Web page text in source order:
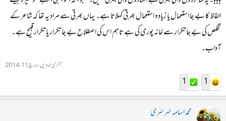
الفاظ کا بے جا استعمال یا زیادہ استعمال بھرتی کہلاتا ہے۔ یہاں بھرتی سے مراد یہ تھا کہ شاعر کے
تخلص کی بے جا تکرار سے خانہ پوری کی ہے تاہم اس کی اصطلاح بے جا تکرار یا تکرارَ قبیح ہے۔
آداب۔
آخری تدوین:مارچ 11، 2014
1
1
محمد اسامہ سَرسَری